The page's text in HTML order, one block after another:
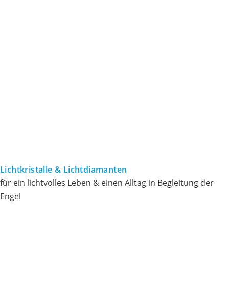
Lichtkristalle & Lichtdiamanten
für ein lichtvolles Leben & einen Alltag in Begleitung der
Engel